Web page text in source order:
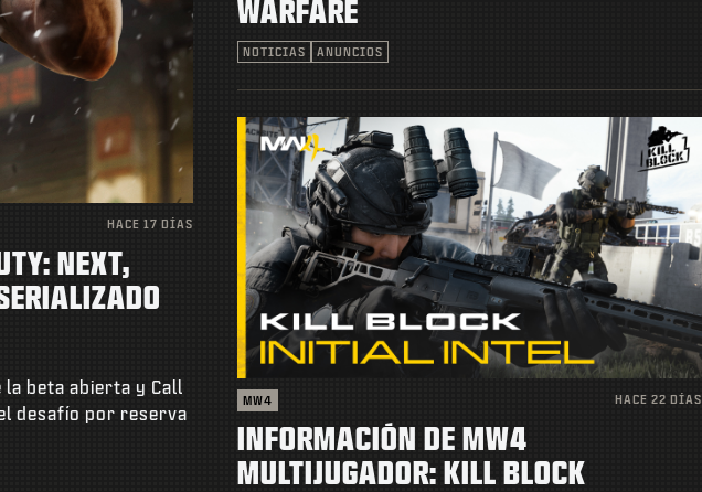
HACE 17 DÍAS
NEXT,
beta abierta y Call
desafío por reserva
WARFARE
NOTICIAS ANUNCIOS
MW4 HACE 22 DÍAS
INFORMACIÓN DE MW4
MULTIJUGADOR: KILL BLOCK